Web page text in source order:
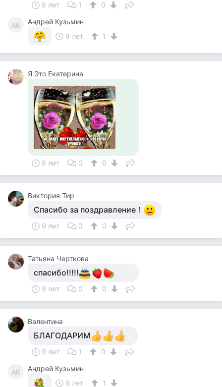
9 лет 1 0
АК
Андрей Кузьмин
9 лет
1
Я Это Екатерина
9 лет 0 0
Виктория Тир
Спасибо за поздравление！
9 лет 0 0
Татьяна Черткова
спасибо!!!!!
9 лет 0 0
Валентина
БЛАГОДАРИМ
9 лет 1 0
АК
Андрей Кузьмин
9 лет
1